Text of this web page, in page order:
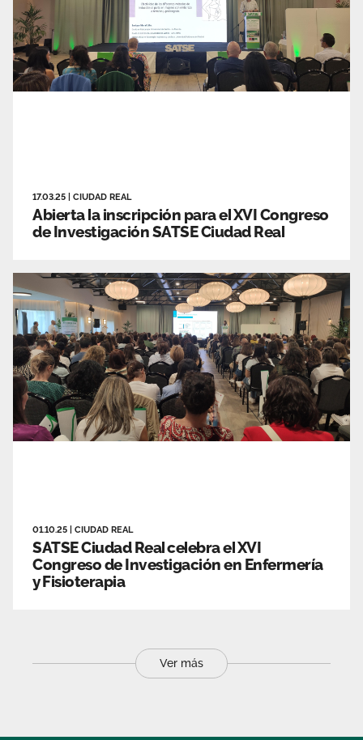
17.03.25 CIUDAD REAL
Abierta la inscripción para el XVI Congreso
de Investigación SATSE Ciudad Real
01.10.25 CIUDAD REAL
SATSE Ciudad Real celebra el XVI
Congreso de Investigación en Enfermería
y Fisioterapia
Ver más